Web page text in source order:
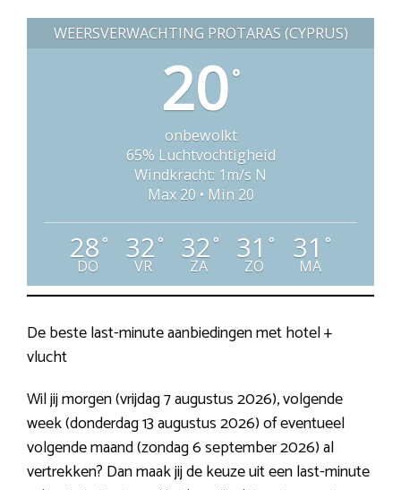
WEERSVERWACHTING PROTARAS (CYPRUS)
20°
onbewolkt
65% Luchtvochtigheid
Windkracht: 1m/s N
Max 20 • Min 20
28°
DO
32°
VR
32°
ZA
31 °
ZO
31 °
MA
De beste last-minute aanbiedingen met hotel +
vlucht
Wil jij morgen (vrijdag 7 augustus 2026), volgende
week (donderdag 13 augustus 2026) of eventueel
volgende maand (zondag 6 september 2026) al
vertrekken? Dan maak jij de keuze uit een last-minute